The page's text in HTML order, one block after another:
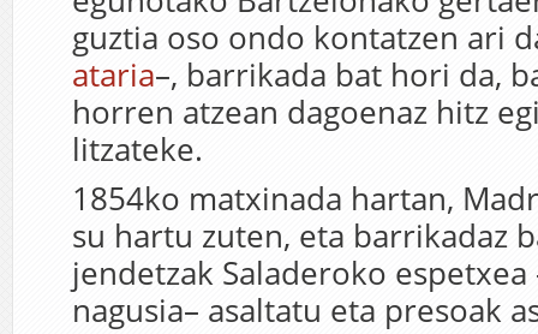
guztia oso ondo kontatzen ari
ataria–, barrikada bat hori da,
horren atzean dagoenaz hitz
litzateke.
1854ko matxinada hartan,
su hartu zuten, eta barrikadaz
jendetzak Saladeroko
nagusia– asaltatu eta presoak